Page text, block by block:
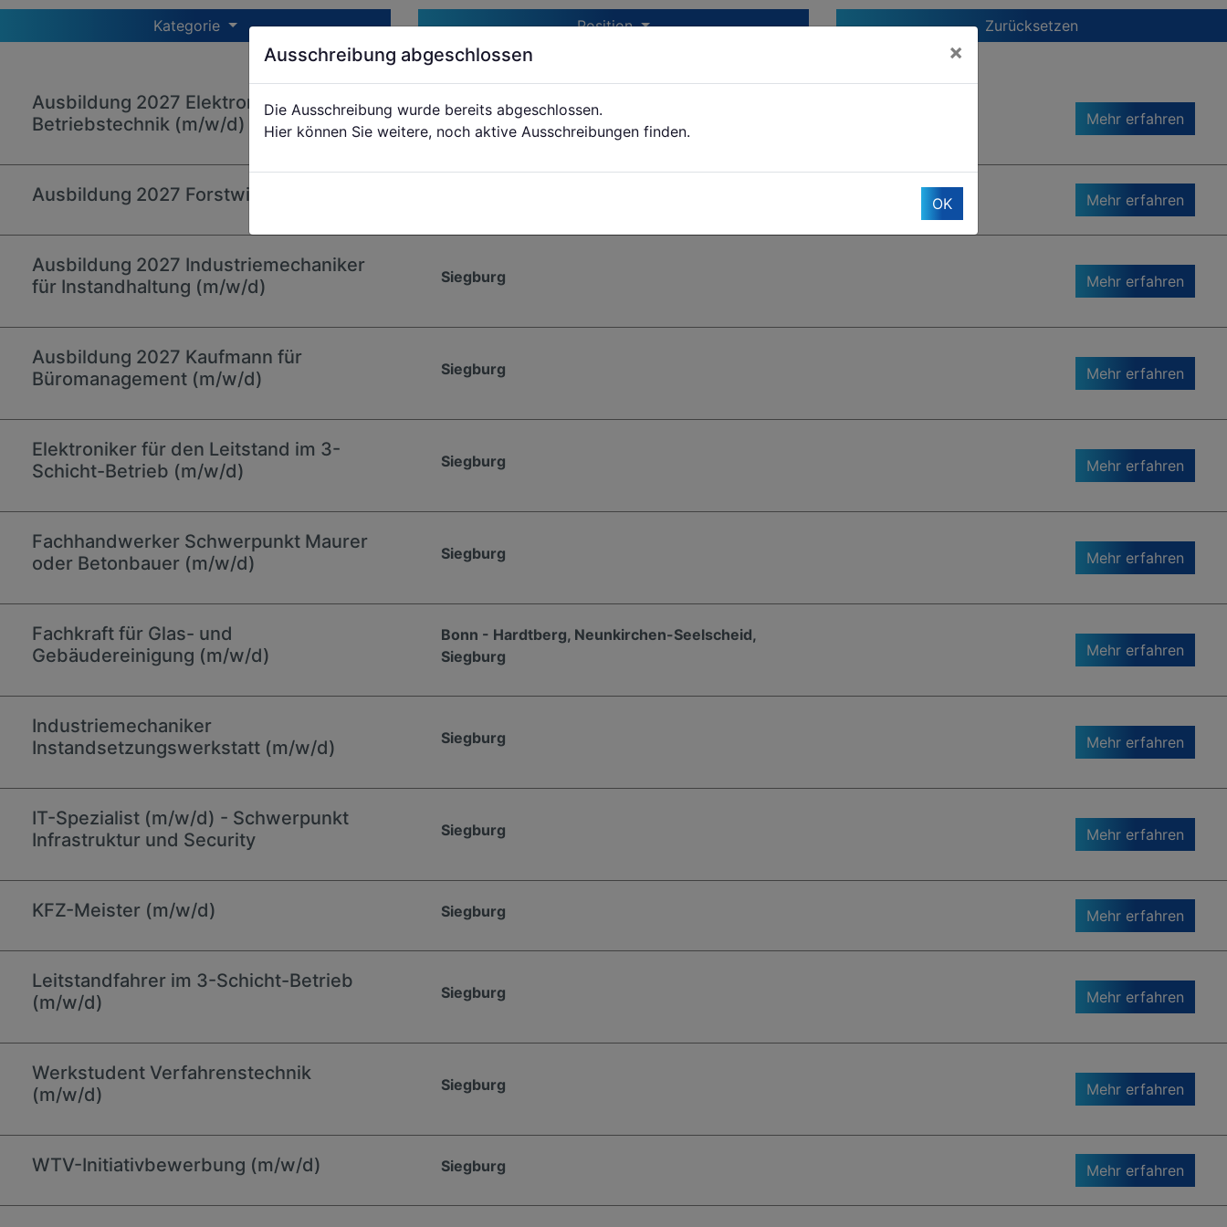
Kategorie Position Zurücksetzen
Ausbildung 2027 Elektroniker für
Betriebstechnik (m/w/d)
Siegburg Mehr erfahren
Ausbildung 2027 Forstwirt (m/w/d) Mehr erfahren
Ausbildung 2027 Industriemechaniker
für Instandhaltung (m/w/d)
Siegburg Mehr erfahren
Ausbildung 2027 Kaufmann für
Büromanagement (m/w/d)
Siegburg Mehr erfahren
Elektroniker für den Leitstand im 3-
Schicht-Betrieb (m/w/d)
Siegburg Mehr erfahren
Fachhandwerker Schwerpunkt Maurer
oder Betonbauer (m/w/d)
Siegburg Mehr erfahren
Fachkraft für Glas- und
Gebäudereinigung (m/w/d)
Bonn - Hardtberg, Neunkirchen-Seelscheid,
Siegburg
Mehr erfahren
Industriemechaniker
Instandsetzungswerkstatt (m/w/d)
Siegburg Mehr erfahren
IT-Spezialist (m/w/d) - Schwerpunkt
Infrastruktur und Security
Siegburg Mehr erfahren
KFZ-Meister (m/w/d) Siegburg Mehr erfahren
Leitstandfahrer im 3-Schicht-Betrieb
(m/w/d)
Siegburg Mehr erfahren
Werkstudent Verfahrenstechnik
(m/w/d)
Siegburg Mehr erfahren
WTV-Initiativbewerbung (m/w/d) Siegburg Mehr erfahren
Ausschreibung abgeschlossen ×
Die Ausschreibung wurde bereits abgeschlossen.
Hier können Sie weitere, noch aktive Ausschreibungen finden.
OK